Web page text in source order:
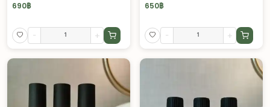
690฿
- +
650฿
- +